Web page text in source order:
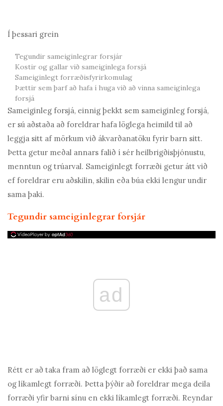
Í þessari grein
Tegundir sameiginlegrar forsjár
Kostir og gallar við sameiginlega forsjá
Sameiginlegt forræðisfyrirkomulag
Þættir sem þarf að hafa í huga við að vinna sameiginlega
forsjá
Sameiginleg forsjá, einnig þekkt sem sameiginleg forsjá,
er sú aðstaða að foreldrar hafa löglega heimild til að
leggja sitt af mörkum við ákvarðanatöku fyrir barn sitt.
Þetta getur meðal annars falið í sér heilbrigðisþjónustu,
menntun og trúarval. Sameiginlegt forræði getur átt við
ef foreldrar eru aðskilin, skilin eða búa ekki lengur undir
sama þaki.
Tegundir sameiginlegrar forsjár
ad
Rétt er að taka fram að löglegt forræði er ekki það sama
og líkamlegt forræði. Þetta þýðir að foreldrar mega deila
forræði yfir barni sínu en ekki líkamlegt forræði. Reyndar